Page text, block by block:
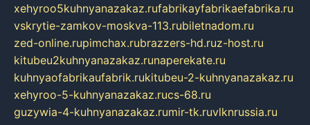
xehyroo5kuhnyanazakaz.rufabrikayfabrikaefabrika.ru
vskrytie-zamkov-moskva-113.rubiletnadom.ru
zed-online.rupimchax.rubrazzers-hd.ruz-host.ru
kitubeu2kuhnyanazakaz.runaperekate.ru
kuhnyaofabrikaufabrik.rukitubeu-2-kuhnyanazakaz.ru
xehyroo-5-kuhnyanazakaz.rucs-68.ru
guzywia-4-kuhnyanazakaz.rumir-tk.ruvlknrussia.ru